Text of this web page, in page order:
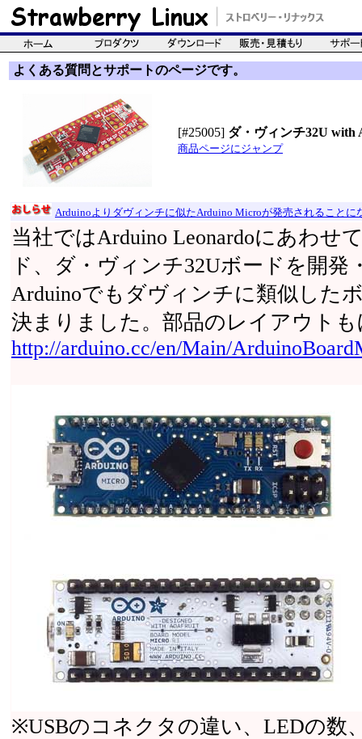
よくある質問とサポートのページです。
[#25005] ダ・ヴィンチ32U with
商品ページにジャンプ
Arduinoよりダヴィンチに似たArduino Microが発売されることに
当社ではArduino Leonardoにあわせ
ド、ダ・ヴィンチ32Uボードを開
Arduinoでもダヴィンチに類似した
決まりました。部品のレイアウト
http://arduino.cc/en/Main/
※USBのコネクタの違い、LEDの数